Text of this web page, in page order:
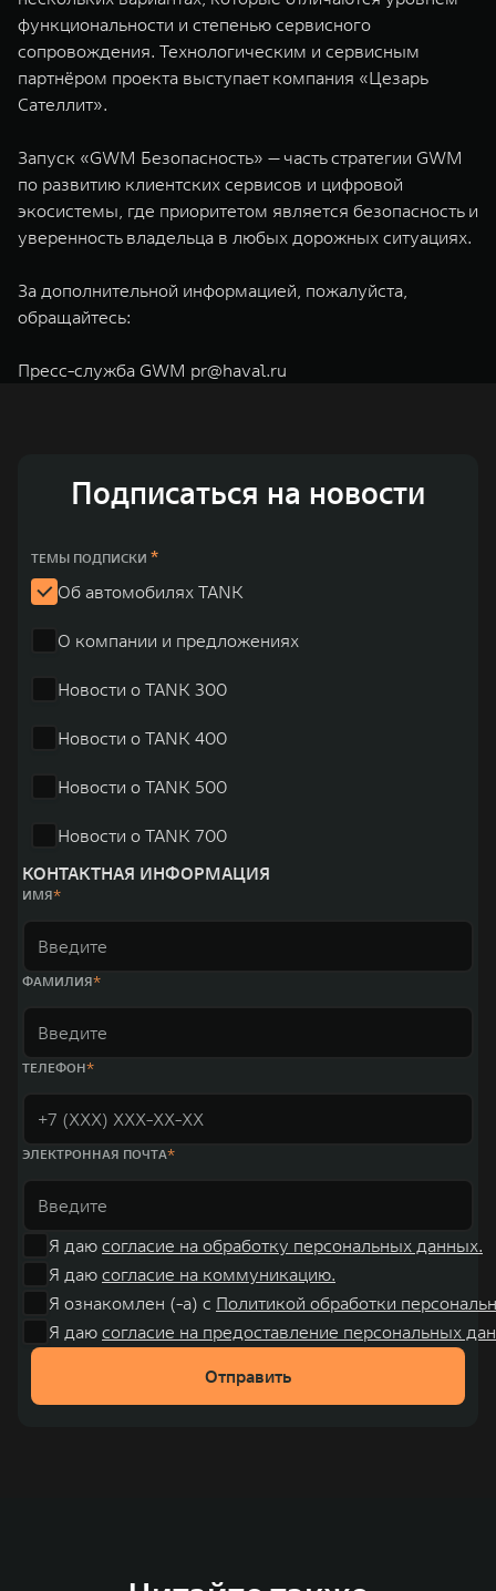
функциональности и степенью сервисного
сопровождения. Технологическим и сервисным
партнёром проекта выступает компания «Цезарь
Сателлит».
Запуск «GWM Безопасность» — часть стратегии GWM
по развитию клиентских сервисов и цифровой
экосистемы, где приоритетом является безопасность и
уверенность владельца в любых дорожных ситуациях.
За дополнительной информацией, пожалуйста,
обращайтесь:
Пресс-служба GWM pr@haval.ru
Подписаться на новости
ТЕМЫ ПОДПИСКИ *
Об автомобилях TANK
О компании и предложениях
Новости о TANK 300
Новости о TANK 400
Новости о TANK 500
Новости о TANK 700
КОНТАКТНАЯ ИНФОРМАЦИЯ
ИМЯ
ФАМИЛИЯ
ТЕЛЕФОН
ЭЛЕКТРОННАЯ ПОЧТА
Я даю согласие на обработку персональных данных.
Я даю согласие на коммуникацию.
Я ознакомлен (-а) с Политикой обработки
Я даю согласие на предоставление персональных
Отправить